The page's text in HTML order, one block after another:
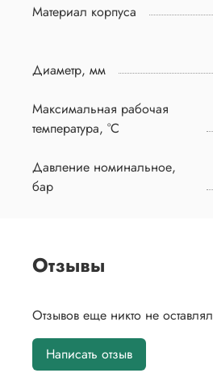
Материал корпуса
Диаметр, мм
Максимальная рабочая
температура, °C
Давление номинальное,
бар
Отзывы
Отзывов еще никто не оставлял
Написать отзыв